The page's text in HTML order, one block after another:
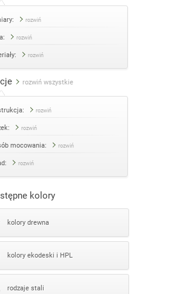
rozwiń
rozwiń
rozwiń
rozwiń wszystkie
rozwiń
rozwiń
mocowania: rozwiń
rozwiń
kolory
kolory drewna
kolory ekodeski i HPL
rodzaje stali